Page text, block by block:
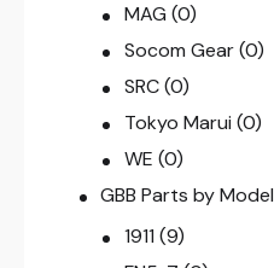
MAG (0)
Socom Gear (0)
SRC (0)
Tokyo Marui (0)
WE (0)
GBB Parts by Model
1911 (9)